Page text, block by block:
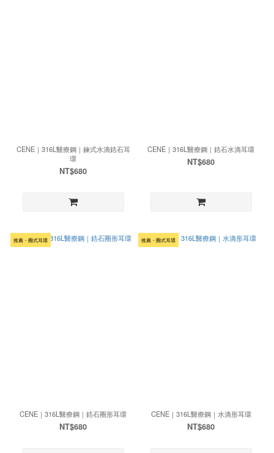
CENE｜316L醫療鋼｜鍊式水滴鋯石耳
環
NT$680
CENE｜316L醫療鋼｜鋯石水滴耳環
NT$680
推薦・圈式耳環
CENE｜316L醫療鋼｜鋯石圈形耳環
NT$680
推薦・圈式耳環
CENE｜316L醫療鋼｜水滴形耳環
NT$680